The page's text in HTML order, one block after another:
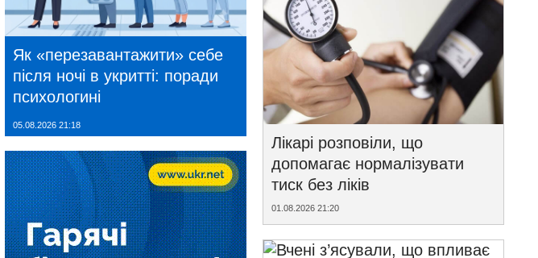
Як «перезавантажити» себе
після ночі в укритті: поради
психологині
05.08.2026 21:18
Лікарі розповіли, що
допомагає нормалізувати
тиск без ліків
01.08.2026 21:20